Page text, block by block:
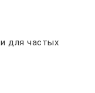
для частых